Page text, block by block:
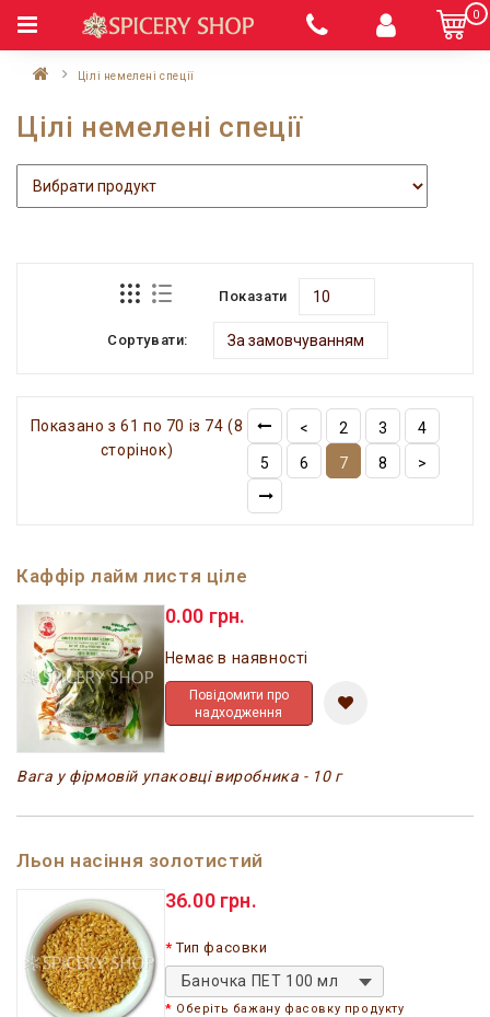
0
Цілі немелені спеції
Цілі немелені спеції
Показати
Сортувати:
Показано з 61 по 70 із 74 (8
сторінок)
< 2 3
4
5
6 7 8 >
Каффір лайм листя ціле
0.00 грн.
Немає в наявності
Повідомити про
надходження
Вага у фірмовій упаковці виробника - 10 г
Льон насіння золотистий
36.00 грн.
Тип фасовки
Баночка ПЕТ 100 мл
Оберіть бажану фасовку продукту